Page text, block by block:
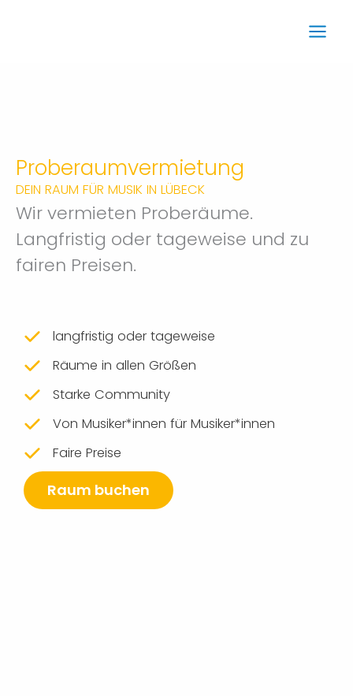
Proberaumvermietung
DEIN RAUM FÜR MUSIK IN LÜBECK
Wir vermieten Proberäume.
Langfristig oder tageweise und zu
fairen Preisen.
langfristig oder tageweise
Räume in allen Größen
Starke Community
Von Musiker*innen für Musiker*innen
Faire Preise
Raum buchen